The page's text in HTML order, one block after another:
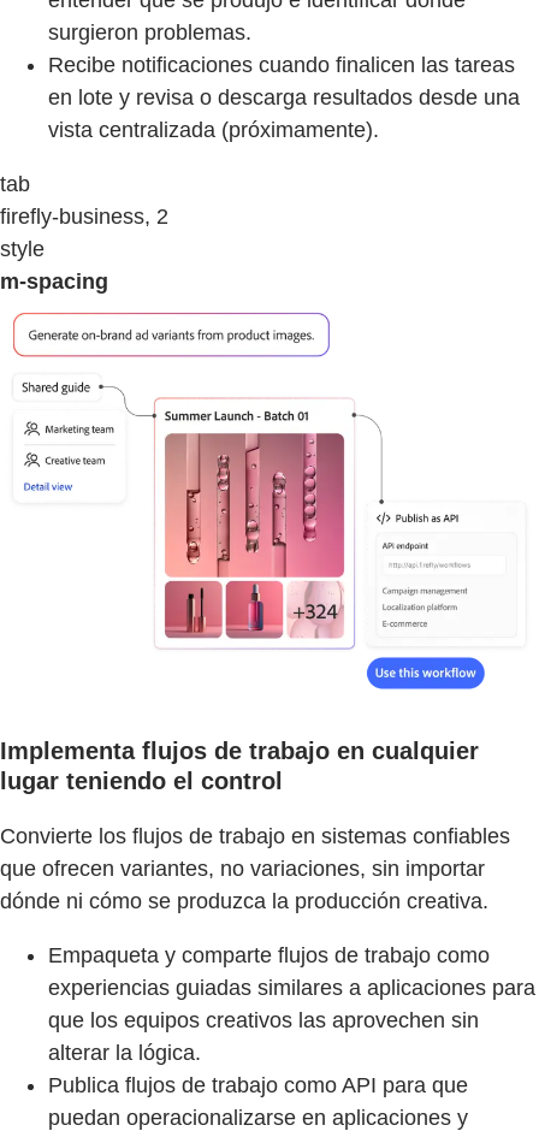
surgieron problemas.
Recibe notificaciones cuando finalicen las tareas
en lote y revisa o descarga resultados desde una
vista centralizada (próximamente).
tab
firefly-business, 2
style
m-spacing
Implementa flujos de trabajo en cualquier
lugar teniendo el control
Convierte los flujos de trabajo en sistemas confiables
que ofrecen variantes, no variaciones, sin importar
dónde ni cómo se produzca la producción creativa.
Empaqueta y comparte flujos de trabajo como
experiencias guiadas similares a aplicaciones para
que los equipos creativos las aprovechen sin
alterar la lógica.
Publica flujos de trabajo como API para que
puedan operacionalizarse en aplicaciones y